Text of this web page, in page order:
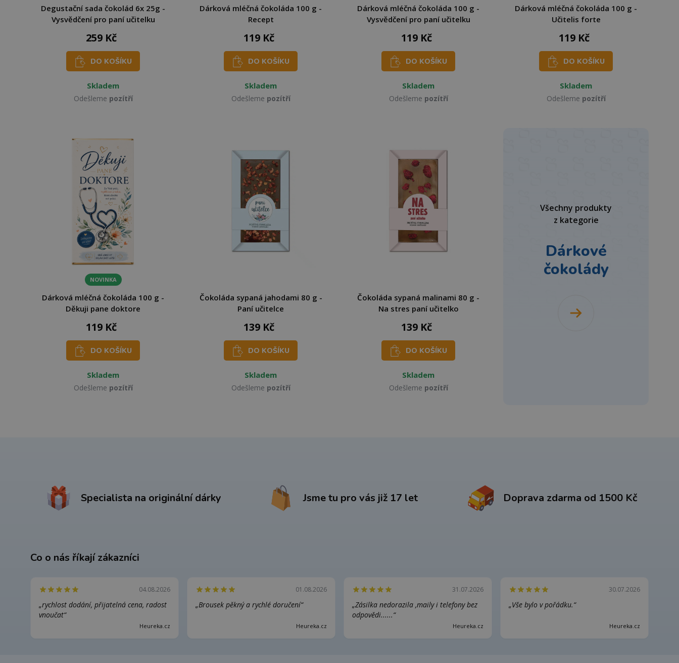
Degustační sada čokolád 6x 25g -
Vysvědčení pro paní učitelku
259 Kč
DO KOŠÍKU
Skladem
Odešleme pozítří
Dárková mléčná čokoláda 100 g -
Recept
119 Kč
DO KOŠÍKU
Skladem
Odešleme pozítří
Dárková mléčná čokoláda 100 g -
Vysvědčení pro paní učitelku
119 Kč
DO KOŠÍKU
Skladem
Odešleme pozítří
Dárková mléčná čokoláda 100 g -
Učitelis forte
119 Kč
DO KOŠÍKU
Skladem
Odešleme pozítří
NOVINKA
Dárková mléčná čokoláda 100 g -
Děkuji pane doktore
119 Kč
DO KOŠÍKU
Skladem
Odešleme pozítří
Čokoláda sypaná jahodami 80 g -
Paní učitelce
139 Kč
DO KOŠÍKU
Skladem
Odešleme pozítří
Čokoláda sypaná malinami 80 g -
Na stres paní učitelko
139 Kč
DO KOŠÍKU
Skladem
Odešleme pozítří
Všechny produkty
z kategorie
Dárkové
čokolády
Specialista na originální dárky Jsme tu pro vás již 17 let Doprava zdarma od 1500 Kč
Co o nás říkají zákazníci
04.08.2026
„rychlost dodání, přijatelná cena, radost
vnoučat“
Heureka.cz
01.08.2026
„Brousek pěkný a rychlé doručení“
Heureka.cz
31.07.2026
„Zásilka nedorazila ,maily i telefony bez
odpovědi......“
Heureka.cz
30.07.2026
„Vše bylo v pořádku.“
Heureka.cz